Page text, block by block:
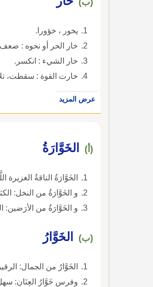
يخور ، خؤورا.
خار الحر أو نحوه :
خار الشيء : انكسر.
خارت القوة : سقطت،
عرض المزيد
(أ) الخَوَّارَةُ
الخَوَّارَةُ الناقةُ الغزيرة
و الخَوَّارَةُ من النخل:
و الخَوَّارَةُ من الأرَضين:
(ب) الخَوَّارُ
الخَوَّارُ من الجمال:
وفرس خَوَّارُ العِنَانِ: